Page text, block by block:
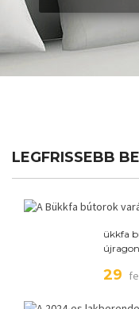
LEGFRISSEBB
ükkfa
29